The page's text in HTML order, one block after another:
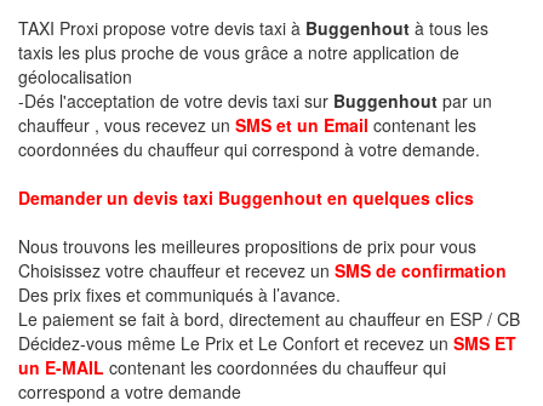
TAXI Proxi propose votre devis taxi à Buggenhout à tous les
taxis les plus proche de vous grâce a notre application de
géolocalisation
-Dés l'acceptation de votre devis taxi sur Buggenhout par un
chauffeur , vous recevez un SMS et un Email contenant les
coordonnées du chauffeur qui correspond à votre demande.
Demander un devis taxi Buggenhout en quelques clics
Nous trouvons les meilleures propositions de prix pour vous
Choisissez votre chauffeur et recevez un SMS de confirmation
Des prix fixes et communiqués à l’avance.
Le paiement se fait à bord, directement au chauffeur en ESP / CB
Décidez-vous même Le Prix et Le Confort et recevez un SMS ET
un E-MAIL contenant les coordonnées du chauffeur qui
correspond a votre demande